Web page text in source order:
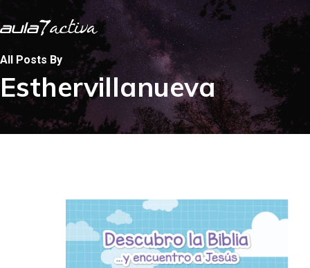
to
main
content
All Posts By
Esthervillanueva